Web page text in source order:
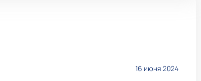
16 июня 2024